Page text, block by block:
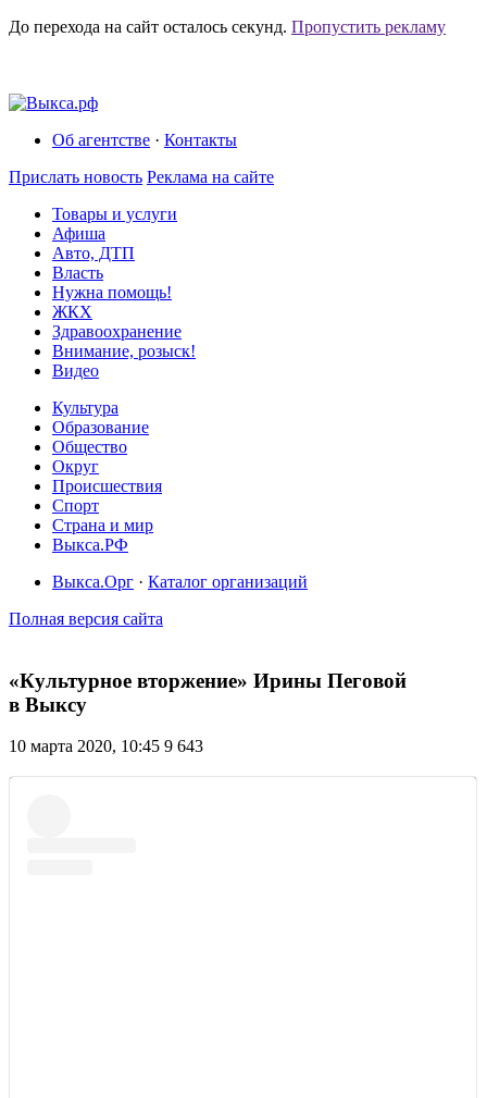
До перехода на сайт осталось секунд. Пропустить рекламу
Об агентстве · Контакты
Прислать новость Реклама на сайте
Товары и услуги
Афиша
Авто, ДТП
Власть
Нужна помощь!
ЖКХ
Здравоохранение
Внимание, розыск!
Видео
Культура
Образование
Общество
Округ
Происшествия
Спорт
Страна и мир
Выкса.РФ
Выкса.Орг · Каталог организаций
Полная версия сайта
«Культурное вторжение» Ирины Пеговой
в Выксу
10 марта 2020, 10:45 9 643